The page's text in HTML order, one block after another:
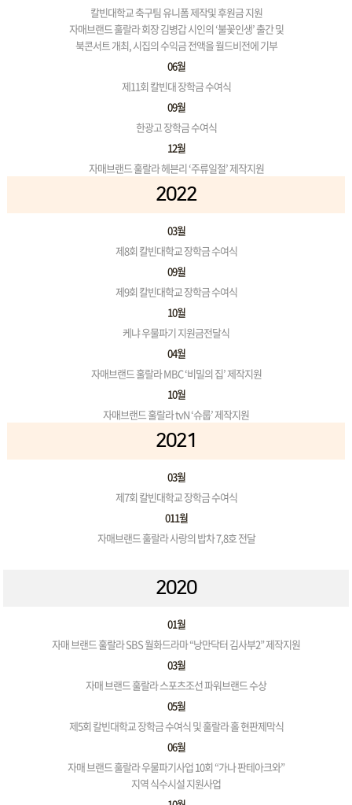
칼빈대학교 축구팀 유니폼 제작및 후원금 지원
자매브랜드 훌랄라 회장 김병갑 시인의 ‘불꽃인생’ 출간 및
북콘서트 개최, 시집의 수익금 전액을 월드비전에 기부
06월
제11회 칼빈대 장학금 수여식
09월
한광고 장학금 수여식
12월
자매브랜드 훌랄라 헤븐리 ‘주류일절’ 제작지원
2022
03월
제8회 칼빈대학교 장학금 수여식
09월
제9회 칼빈대학교 장학금 수여식
10월
케냐 우물파기 지원금전달식
04월
자매브랜드 훌랄라 MBC ‘비밀의 집’ 제작지원
10월
자매브랜드 훌랄라 tvN ‘슈룹’ 제작지원
2021
03월
제7회 칼빈대학교 장학금 수여식
011월
자매브랜드 훌랄라 사랑의 밥차 7,8호 전달
2020
01월
자매 브랜드 훌랄라 SBS 월화드라마 “낭만닥터 김사부2” 제작지원
03월
자매 브랜드 훌랄라 스포츠조선 파워브랜드 수상
05월
제5회 칼빈대학교 장학금 수여식 및 훌랄라 홀 현판제막식
06월
자매 브랜드 훌랄라 우물파기사업 10회 “가나 판테아크와”
지역 식수시설 지원사업